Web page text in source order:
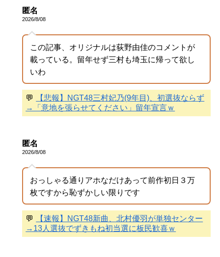
匿名
2026/8/08
この記事、オリジナルは荻野由佳のコメントが
載っている。留年せず三村も埼玉に帰って欲し
いわ
💬
【悲報】NGT48三村妃乃(9年目)、初選抜ならず
→「意地を張らせてください」留年宣言ｗ
匿名
2026/8/08
おっしゃる通りアホなだけあって前作初日３万
枚ですから恥ずかしい限りです
💬
【速報】NGT48新曲、北村優羽が単独センター
→13人選抜でずきもね初当選に板民歓喜ｗ